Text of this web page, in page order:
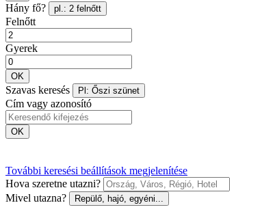
Hány fő? pl.: 2 felnőtt
Felnőtt
Gyerek
OK
Szavas keresés Pl: Őszi szünet
Cím vagy azonosító
OK
További keresési beállítások megjelenítése
Hova szeretne utazni?
Mivel utazna?
Repülő, hajó, egyéni...